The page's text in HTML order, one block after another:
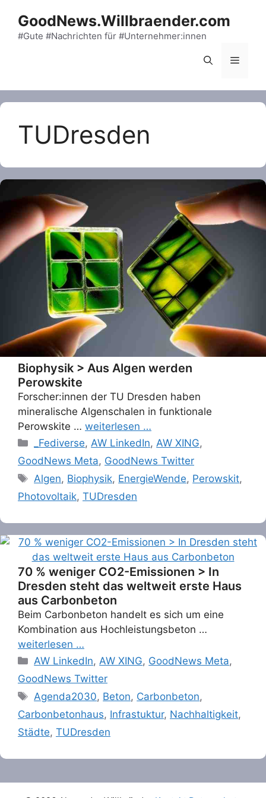
content
GoodNews.Willbraender.com
#Gute #Nachrichten für #Unternehmer:innen
Menu
TUDresden
Biophysik > Aus Algen werden
Perowskite
Forscher:innen der TU Dresden haben
mineralische Algenschalen in funktionale
Perowskite … weiterlesen …
Categories
_Fediverse, AW LinkedIn, AW XING,
GoodNews Meta, GoodNews Twitter
Tags
Algen, Biophysik, EnergieWende, Perowskit,
Photovoltaik, TUDresden
70 % weniger CO2-Emissionen > In
Dresden steht das weltweit erste Haus
aus Carbonbeton
Beim Carbonbeton handelt es sich um eine
Kombination aus Hochleistungsbeton …
weiterlesen …
Categories
AW LinkedIn, AW XING, GoodNews Meta,
GoodNews Twitter
Tags
Agenda2030, Beton, Carbonbeton,
Carbonbetonhaus, Infrastuktur, Nachhaltigkeit,
Städte, TUDresden